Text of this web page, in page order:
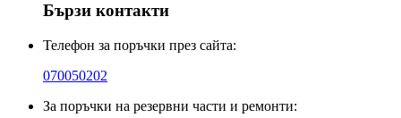
Бързи контакти
Телефон за поръчки през сайта:
070050202
За поръчки на резервни части и ремонти: